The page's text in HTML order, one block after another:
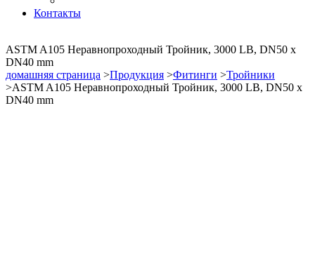
Контакты
ASTM A105 Неравнопроходный Тройник, 3000 LB, DN50 x
DN40 mm
домашняя страница >Продукция >Фитинги >Тройники
>ASTM A105 Неравнопроходный Тройник, 3000 LB, DN50 x
DN40 mm